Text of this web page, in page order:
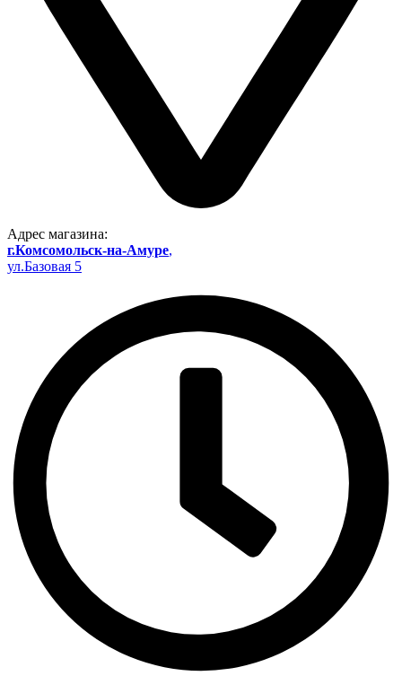
Адрес магазина:
г.Комсомольск-на-Амуре,
ул.Базовая 5